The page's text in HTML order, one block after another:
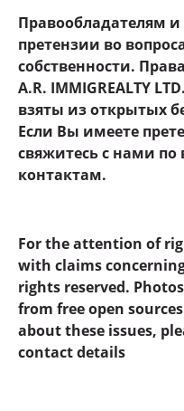
Правообладателям
претензии во
собственности.
A.R. IMMIGREALTY
взяты из открытых
Если Вы имеете
свяжитесь с нами
контактам.
For the attention of
with claims
rights reserved.
from free open
about these issues,
contact details